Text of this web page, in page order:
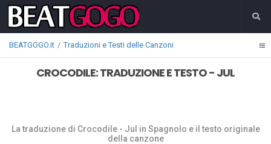
BEATGOGO.it Traduzioni e Testi delle Canzoni
CROCODILE: TRADUZIONE E TESTO - JUL
La traduzione di Crocodile - Jul in Spagnolo e il testo originale
della canzone